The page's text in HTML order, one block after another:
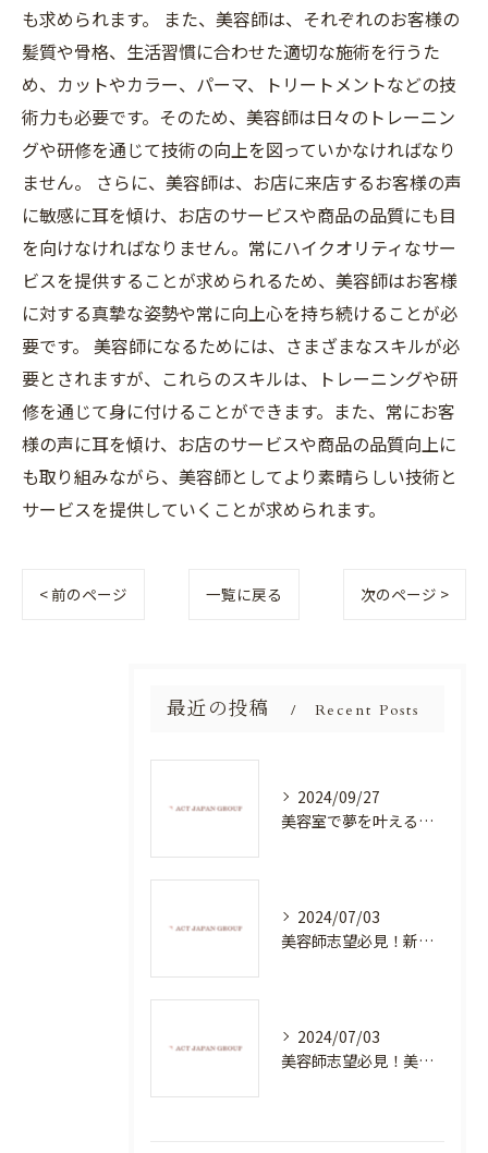
も求められます。 また、美容師は、それぞれのお客様の
髪質や骨格、生活習慣に合わせた適切な施術を行うた
め、カットやカラー、パーマ、トリートメントなどの技
術力も必要です。そのため、美容師は日々のトレーニン
グや研修を通じて技術の向上を図っていかなければなり
ません。 さらに、美容師は、お店に来店するお客様の声
に敏感に耳を傾け、お店のサービスや商品の品質にも目
を向けなければなりません。常にハイクオリティなサー
ビスを提供することが求められるため、美容師はお客様
に対する真摯な姿勢や常に向上心を持ち続けることが必
要です。 美容師になるためには、さまざまなスキルが必
要とされますが、これらのスキルは、トレーニングや研
修を通じて身に付けることができます。また、常にお客
様の声に耳を傾け、お店のサービスや商品の品質向上に
も取り組みながら、美容師としてより素晴らしい技術と
サービスを提供していくことが求められます。
< 前のページ 一覧に戻る 次のページ >
最近の投稿 Recent Posts
2024/09/27
美容室で夢を叶える！自分を磨く新たなチャンス
2024/07/03
美容師志望必見！新たな価値を創造する美容室でハイレベルな技術を学べる環境
2024/07/03
美容師志望必見！美容室NEWSTANDARDで最高のスキルアップを目指そう！